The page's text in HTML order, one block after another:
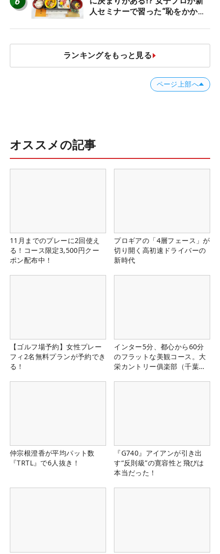
人セミナーで習った“恥をかかな
ランキングをもっと見る
ページ上部へ
オススメの記事
11月までのプレーに2回使え
る！コース限定3,500円クー
ポン配布中！
プロギアの「4層フェース」が
切り開く高初速ドライバーの
新時代
【ゴルフ場予約】女性プレー
フィ2名無料プランが予約でき
る！
インター5分、都心から60分
のフラットな美観コース。大
栄カントリー俱楽部（千葉
仲宗根澄香が平均パット数
『TRTL』で6人抜き！
『G740』アイアンが引き出
す“反則級”の寛容性と飛びは
本当だった！